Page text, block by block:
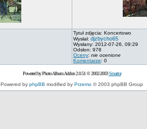
Tytuł zdjęcia: Koncertowo
Wysłał: djzbycho65
Wysłany: 2012-07-26, 09:29
Odsłon: 978
Oceny: nie ocenione
Komentarze: 0
Powered by Photo Album Addon 2.0.51 © 2002-2003Smartor
Powered by phpBB modified by Przemo © 2003 phpBB Group